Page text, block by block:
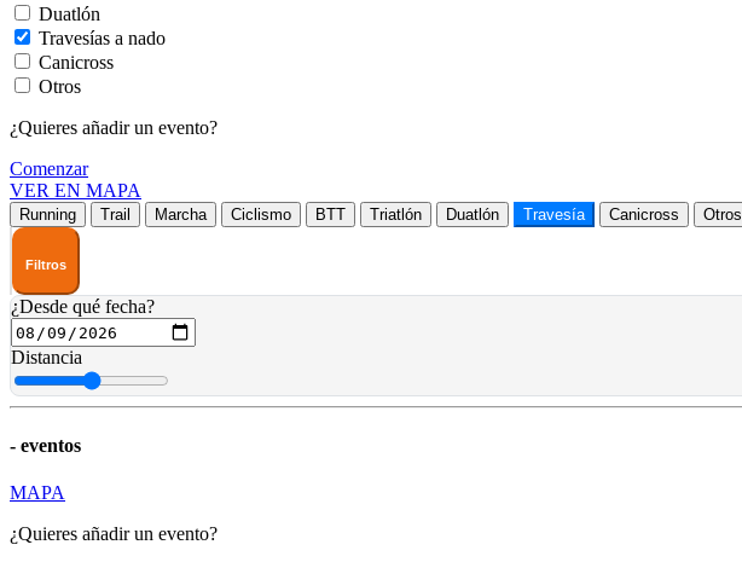
Duatlón
Travesías a nado
Canicross
Otros
¿Quieres añadir un evento?
Comenzar
VER EN MAPA
Running Trail Marcha Ciclismo BTT Triatlón Duatlón Travesía Canicross Otros
Filtros
¿Desde qué fecha?
Distancia
- eventos
MAPA
¿Quieres añadir un evento?